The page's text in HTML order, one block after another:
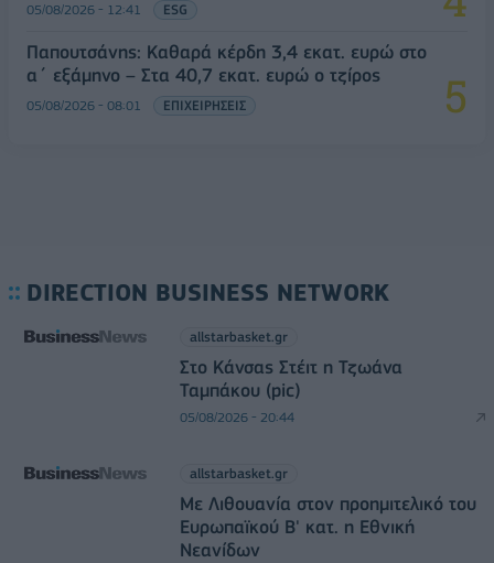
05/08/2026 - 12:41 ESG
Παπουτσάνης: Καθαρά κέρδη 3,4 εκατ. ευρώ στο
α΄ εξάμηνο – Στα 40,7 εκατ. ευρώ ο τζίρος
05/08/2026 - 08:01 ΕΠΙΧΕΙΡΗΣΕΙΣ
DIRECTION BUSINESS NETWORK
allstarbasket.gr
Στο Κάνσας Στέιτ η Τζωάνα
Ταμπάκου (pic)
05/08/2026 - 20:44
allstarbasket.gr
Με Λιθουανία στον προημιτελικό του
Ευρωπαϊκού Β' κατ. η Εθνική
Νεανίδων